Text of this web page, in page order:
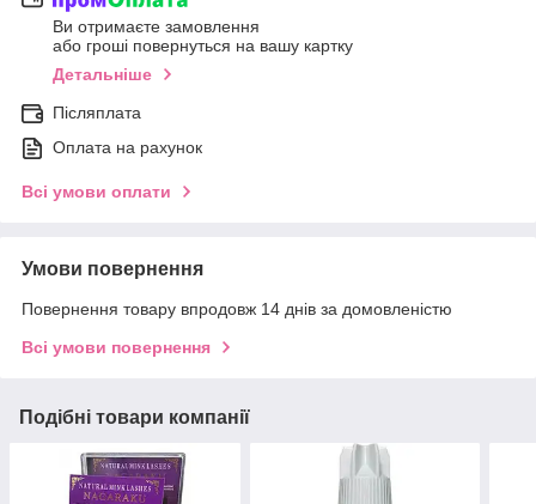
Ви отримаєте замовлення
або гроші повернуться на вашу картку
Детальніше
Післяплата
Оплата на рахунок
Всі умови оплати
Умови повернення
Повернення товару впродовж 14 днів за домовленістю
Всі умови повернення
Подібні товари компанії